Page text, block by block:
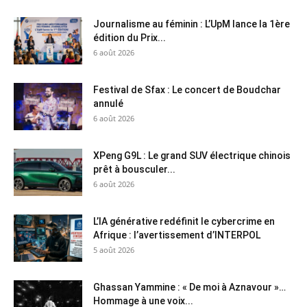
Journalisme au féminin : L’UpM lance la 1ère
édition du Prix...
6 août 2026
Festival de Sfax : Le concert de Boudchar
annulé
6 août 2026
XPeng G9L : Le grand SUV électrique chinois
prêt à bousculer...
6 août 2026
L’IA générative redéfinit le cybercrime en
Afrique : l’avertissement d’INTERPOL
5 août 2026
Ghassan Yammine : « De moi à Aznavour »…
Hommage à une voix...